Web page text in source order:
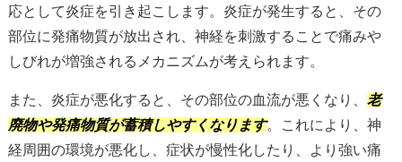
応として炎症を引き起こします。炎症が発生すると、その
部位に発痛物質が放出され、神経を刺激することで痛みや
しびれが増強されるメカニズムが考えられます。
また、炎症が悪化すると、その部位の血流が悪くなり、 老
廃物や発痛物質が蓄積しやすくなります。これにより、神
経周囲の環境が悪化し、症状が慢性化したり、より強い痛